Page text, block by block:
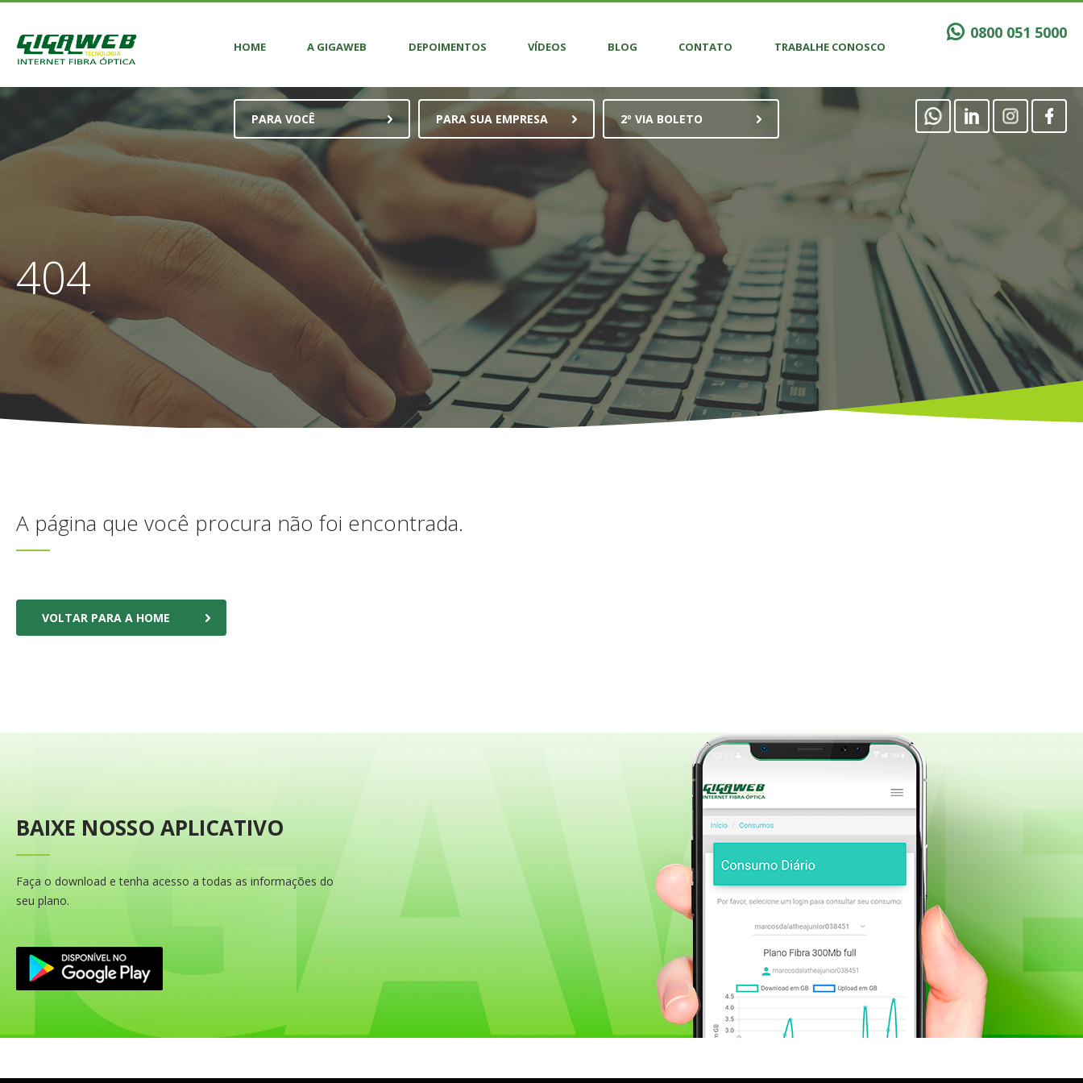
HOME A GIGAWEB DEPOIMENTOS VÍDEOS BLOG CONTATO TRABALHE CONOSCO
0800 051 5000
PARA VOCÊ PARA SUA EMPRESA 2º VIA BOLETO
404
A página que você procura não foi encontrada.
VOLTAR PARA A HOME
BAIXE NOSSO APLICATIVO
Faça o download e tenha acesso a todas as informações do
seu plano.